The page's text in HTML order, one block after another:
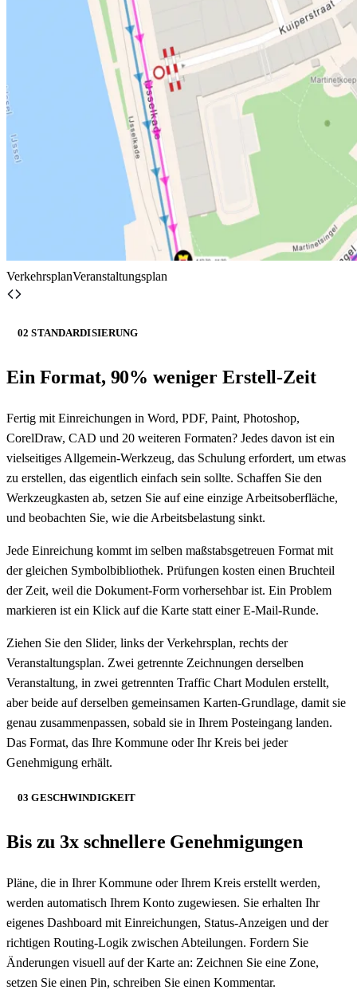
VerkehrsplanVeranstaltungsplan
02 STANDARDISIERUNG
Ein Format, 90% weniger Erstell-Zeit
Fertig mit Einreichungen in Word, PDF, Paint, Photoshop,
CorelDraw, CAD und 20 weiteren Formaten? Jedes davon ist ein
vielseitiges Allgemein-Werkzeug, das Schulung erfordert, um etwas
zu erstellen, das eigentlich einfach sein sollte. Schaffen Sie den
Werkzeugkasten ab, setzen Sie auf eine einzige Arbeitsoberfläche,
und beobachten Sie, wie die Arbeitsbelastung sinkt.
Jede Einreichung kommt im selben maßstabsgetreuen Format mit
der gleichen Symbolbibliothek. Prüfungen kosten einen Bruchteil
der Zeit, weil die Dokument-Form vorhersehbar ist. Ein Problem
markieren ist ein Klick auf die Karte statt einer E-Mail-Runde.
Ziehen Sie den Slider, links der Verkehrsplan, rechts der
Veranstaltungsplan. Zwei getrennte Zeichnungen derselben
Veranstaltung, in zwei getrennten Traffic Chart Modulen erstellt,
aber beide auf derselben gemeinsamen Karten-Grundlage, damit sie
genau zusammenpassen, sobald sie in Ihrem Posteingang landen.
Das Format, das Ihre Kommune oder Ihr Kreis bei jeder
Genehmigung erhält.
03 GESCHWINDIGKEIT
Bis zu 3x schnellere Genehmigungen
Pläne, die in Ihrer Kommune oder Ihrem Kreis erstellt werden,
werden automatisch Ihrem Konto zugewiesen. Sie erhalten Ihr
eigenes Dashboard mit Einreichungen, Status-Anzeigen und der
richtigen Routing-Logik zwischen Abteilungen. Fordern Sie
Änderungen visuell auf der Karte an: Zeichnen Sie eine Zone,
setzen Sie einen Pin, schreiben Sie einen Kommentar.